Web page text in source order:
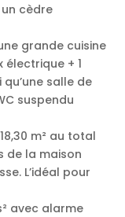
cèdre
grande cuisine
+ 1
salle de
suspendu
m² au total
de la maison
L’idéal pour
avec alarme